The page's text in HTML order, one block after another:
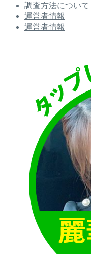
調査方法について
運営者情報
運営者情報